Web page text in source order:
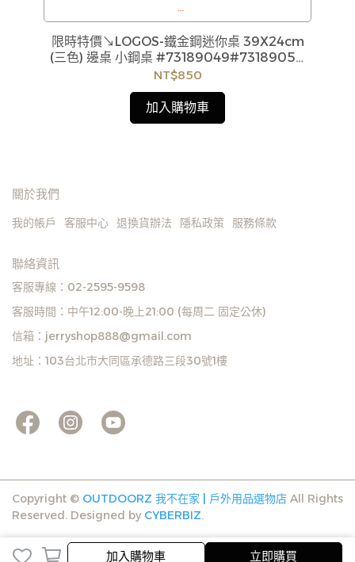
完成
加入購物車 立即購買
訂購注意事項 :
商品流動性快且多個平台共用庫存，偶有下單後缺貨
情形，客服人員將立即與您聯繫交期或更換商品，如
無法出貨，本公司將有權取消訂單，造成不便尚請見
諒。如遇庫存不足無法下單，亦歡迎洽詢客服。
限時特價↘LOGOS-鐵金鋼迷你桌 39X24cm
(三色) 邊桌 小鋼桌 #73189049#73189050
#73189051
NT$850
加入購物車
關於我們
我的帳戶 客服中心 退換貨辦法 隱私政策 服務條款
聯絡資訊
客服專線：02-2595-9598
客服時間：中午12:00-晚上21:00 (每周二 固定公休)
信箱：jerryshop888@gmail.com
地址：103台北市大同區承德路三段30號1樓
Copyright © OUTDOORZ 我不在家 | 戶外用品選物店 All Rights
Reserved. Designed by CYBERBIZ.